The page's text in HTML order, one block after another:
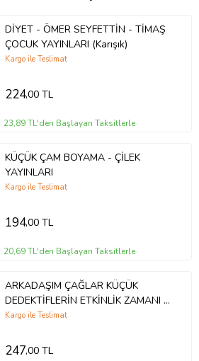
DİYET - ÖMER SEYFETTİN - TİMAŞ
ÇOCUK YAYINLARI (Karışık)
Kargo ile Teslimat
224,00 TL
23,89 TL'den Başlayan Taksitlerle
KÜÇÜK ÇAM BOYAMA - ÇİLEK
YAYINLARI
Kargo ile Teslimat
194,00 TL
20,69 TL'den Başlayan Taksitlerle
ARKADAŞIM ÇAĞLAR KÜÇÜK
DEDEKTİFLERİN ETKİNLİK ZAMANI -
TÜRKİYE İŞ BANKASI
Kargo ile Teslimat
247,00 TL